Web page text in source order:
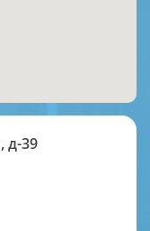
д-39